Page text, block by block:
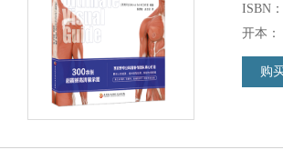
ISBN：
开本：
购